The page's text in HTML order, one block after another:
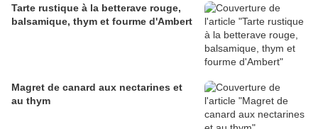
Tarte rustique à la betterave rouge,
balsamique, thym et fourme d'Ambert
Magret de canard aux nectarines et
au thym